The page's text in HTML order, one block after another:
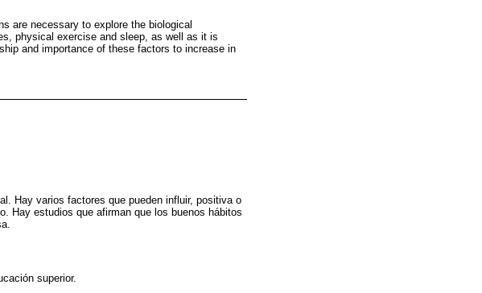
are necessary to explore the biological
physical exercise and sleep, as well as it is
and importance of these factors to increase in
Hay varios factores que pueden influir, positiva o
Hay estudios que afirman que los buenos hábitos
superior.